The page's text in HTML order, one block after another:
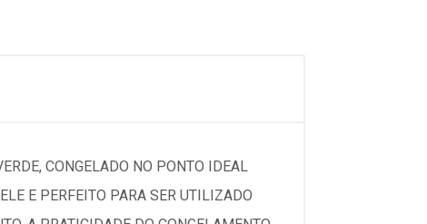
CONGELADO NO PONTO IDEAL
E PERFEITO PARA SER UTILIZADO